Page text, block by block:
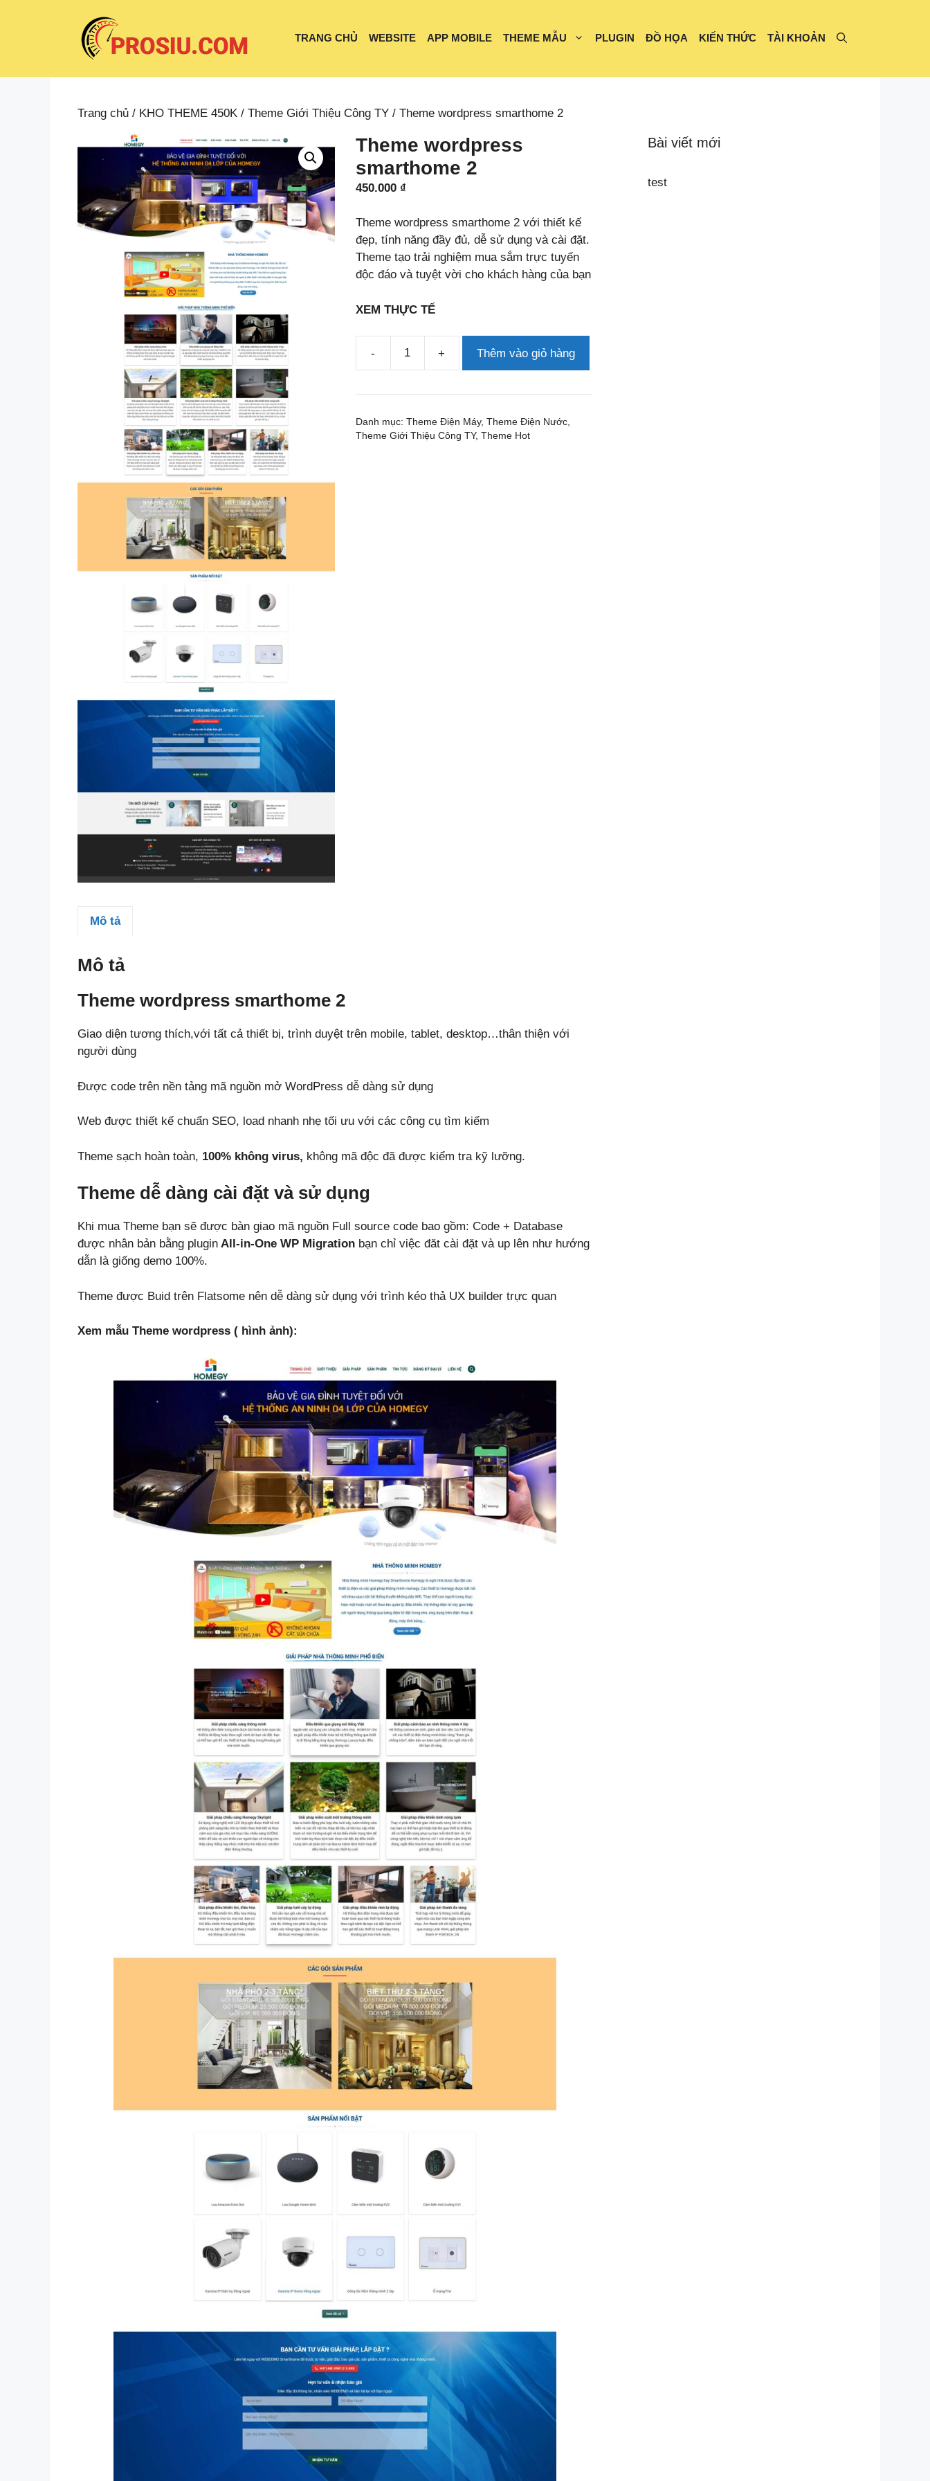
TRANG CHỦ WEBSITE APP MOBILE THEME MẪU PLUGIN ĐỒ HỌA KIẾN THỨC TÀI KHOẢN
Trang chủ / KHO THEME 450K / Theme Giới Thiệu Công TY / Theme wordpress smarthome 2
Theme wordpress
smarthome 2
450.000 ₫
Theme wordpress smarthome 2 với thiết kế
đẹp, tính năng đầy đủ, dễ sử dụng và cài đặt.
Theme tạo trải nghiệm mua sắm trực tuyến
độc đáo và tuyệt vời cho khách hàng của bạn
XEM THỰC TẾ
-
smarthome
số
+ Thêm vào giỏ hàng
Danh mục: Theme Điện Máy, Theme Điện Nước,
Theme Giới Thiệu Công TY, Theme Hot
Mô tả
Mô tả
Theme wordpress smarthome 2
Giao diện tương thích,với tất cả thiết bị, trình duyệt trên mobile, tablet, desktop…thân thiện với
người dùng
Được code trên nền tảng mã nguồn mở WordPress dễ dàng sử dụng
Web được thiết kế chuẩn SEO, load nhanh nhẹ tối ưu với các công cụ tìm kiếm
Theme sạch hoàn toàn, 100% không virus, không mã độc đã được kiểm tra kỹ lưỡng.
Theme dễ dàng cài đặt và sử dụng
Khi mua Theme bạn sẽ được bàn giao mã nguồn Full source code bao gồm: Code + Database
được nhân bản bằng plugin All-in-One WP Migration bạn chỉ việc đăt cài đặt và up lên như hướng
dẫn là giống demo 100%.
Theme được Buid trên Flatsome nên dễ dàng sử dụng với trình kéo thả UX builder trực quan
Xem mẫu Theme wordpress ( hình ảnh):
Bài viết mới
test